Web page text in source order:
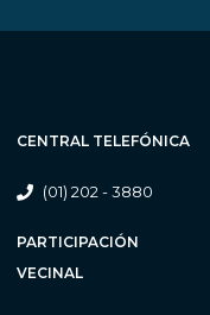
CENTRAL TELEFÓNICA
(01) 202 - 3880
PARTICIPACIÓN
VECINAL